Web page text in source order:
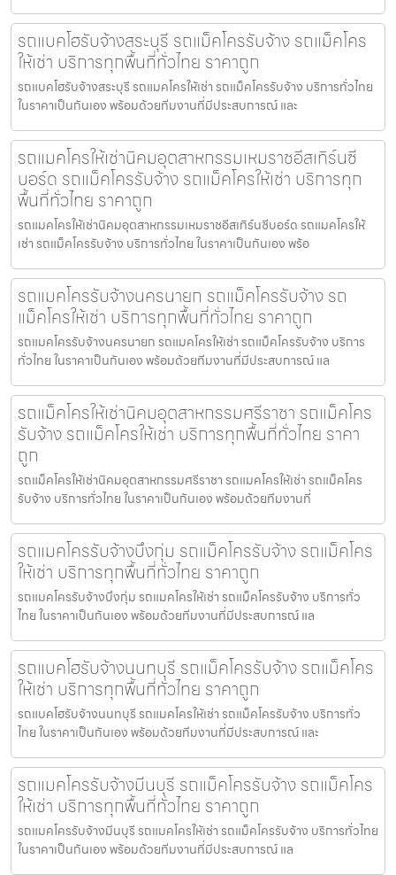
รถแบคโฮรับจ้างสระบุรี รถแม็คโครรับจ้าง รถแม็คโคร
ให้เช่า บริการทุกพื้นที่ทั่วไทย ราคาถูก
รถแบคโฮรับจ้างสระบุรี รถแมคโครให้เช่า รถแม็คโครรับจ้าง บริการทั่วไทย
ในราคาเป็นกันเอง พร้อมด้วยทีมงานที่มีประสบการณ์ และ
รถแมคโครให้เช่านิคมอุตสาหกรรมเหมราชอีสเทิร์นซี
บอร์ด รถแม็คโครรับจ้าง รถแม็คโครให้เช่า บริการทุก
พื้นที่ทั่วไทย ราคาถูก
รถแมคโครให้เช่านิคมอุตสาหกรรมเหมราชอีสเทิร์นซีบอร์ด รถแมคโครให้
เช่า รถแม็คโครรับจ้าง บริการทั่วไทย ในราคาเป็นกันเอง พร้อ
รถแมคโครรับจ้างนครนายก รถแม็คโครรับจ้าง รถ
แม็คโครให้เช่า บริการทุกพื้นที่ทั่วไทย ราคาถูก
รถแมคโครรับจ้างนครนายก รถแมคโครให้เช่า รถแม็คโครรับจ้าง บริการ
ทั่วไทย ในราคาเป็นกันเอง พร้อมด้วยทีมงานที่มีประสบการณ์ แล
รถแม็คโครให้เช่านิคมอุตสาหกรรมศรีราชา รถแม็คโคร
รับจ้าง รถแม็คโครให้เช่า บริการทุกพื้นที่ทั่วไทย ราคา
ถูก
รถแม็คโครให้เช่านิคมอุตสาหกรรมศรีราชา รถแมคโครให้เช่า รถแม็คโคร
รับจ้าง บริการทั่วไทย ในราคาเป็นกันเอง พร้อมด้วยทีมงานที่
รถแมคโครรับจ้างบึงกุ่ม รถแม็คโครรับจ้าง รถแม็คโคร
ให้เช่า บริการทุกพื้นที่ทั่วไทย ราคาถูก
รถแมคโครรับจ้างบึงกุ่ม รถแมคโครให้เช่า รถแม็คโครรับจ้าง บริการทั่ว
ไทย ในราคาเป็นกันเอง พร้อมด้วยทีมงานที่มีประสบการณ์ แล
รถแบคโฮรับจ้างนนทบุรี รถแม็คโครรับจ้าง รถแม็คโคร
ให้เช่า บริการทุกพื้นที่ทั่วไทย ราคาถูก
รถแบคโฮรับจ้างนนทบุรี รถแมคโครให้เช่า รถแม็คโครรับจ้าง บริการทั่ว
ไทย ในราคาเป็นกันเอง พร้อมด้วยทีมงานที่มีประสบการณ์ และ
รถแมคโครรับจ้างมีนบุรี รถแม็คโครรับจ้าง รถแม็คโคร
ให้เช่า บริการทุกพื้นที่ทั่วไทย ราคาถูก
รถแมคโครรับจ้างมีนบุรี รถแมคโครให้เช่า รถแม็คโครรับจ้าง บริการทั่วไทย
ในราคาเป็นกันเอง พร้อมด้วยทีมงานที่มีประสบการณ์ แล